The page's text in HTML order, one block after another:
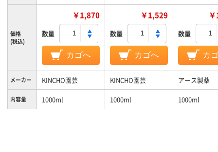
価格
(税込)
￥1,870
数量
カゴへ
￥1,529
数量
カゴへ
数量
カ
メーカー KINCHO園芸 KINCHO園芸 アース製薬
内容量 1000ml 1000ml 1000ml